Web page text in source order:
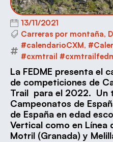
13/11/2021
Carreras por montaña,
#calendarioCXM,
#cxmtrail
La FEDME presenta el
de competiciones de
Trail para el 2022. Un
Campeonatos de
de España en edad
Vertical como en Línea
Motril (Granada) y